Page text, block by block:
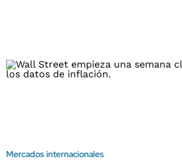
Mercados internacionales